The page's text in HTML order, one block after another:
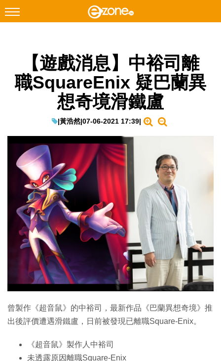
Facebook Instagram
科技焦點
教學評測
EduTech
IT Times
生成式AI與雲端應用
Enterprise Digital Transformation
特集
【遊戲消息】中裕司離
職SquareEnix 疑巴蘭異
想奇境滑鐵盧
|黃浩然|07-06-2021 17:39|
曾製作《超音鼠》的中裕司，最新作品《巴蘭異想奇境》推
出後評價遭遇滑鐵盧，日前被發現已離職Square-Enix。
《超音鼠》製作人中裕司
未透露原因離職Square-Enix